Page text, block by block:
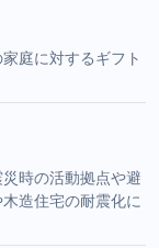
庭に対するギフト
時の活動拠点や避
造住宅の耐震化に